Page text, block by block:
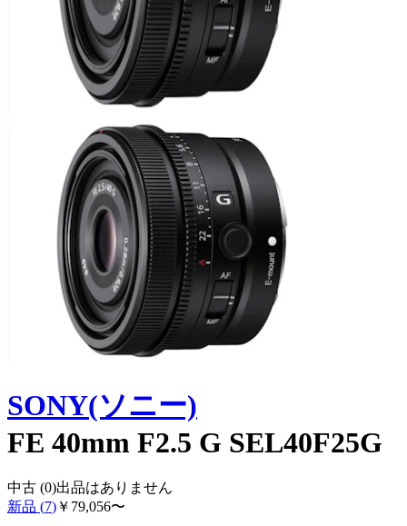
SONY(ソニー)
FE 40mm F2.5 G SEL40F25G
中古 (0)出品はありません
新品 (7) ￥ 79,056〜